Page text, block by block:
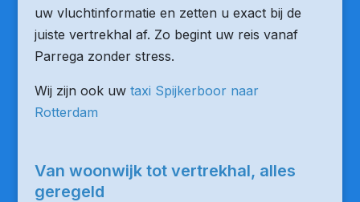
uw vluchtinformatie en zetten u exact bij de
juiste vertrekhal af. Zo begint uw reis vanaf
Parrega zonder stress.
Wij zijn ook uw taxi Spijkerboor naar
Rotterdam
Van woonwijk tot vertrekhal, alles
geregeld